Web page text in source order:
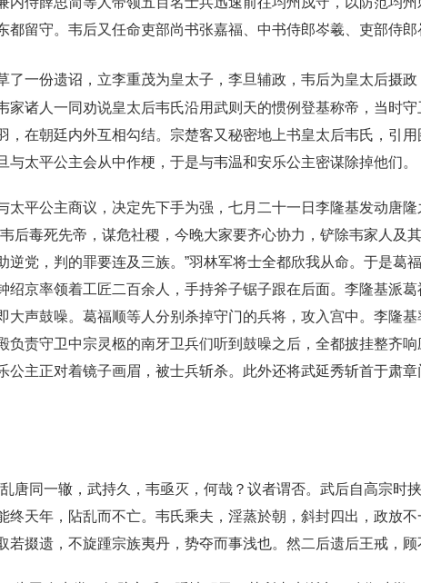
都留守。韦后又任命吏部尚书张嘉福、中书侍郎岑羲、吏部侍郎
了一份遗诏，立李重茂为皇太子，李旦辅政，韦后为皇太后摄
家诸人一同劝说皇太后韦氏沿用武则天的惯例登基称帝，当时
，在朝廷内外互相勾结。宗楚客又秘密地上书皇太后韦氏，引
与太平公主会从中作梗，于是与韦温和安乐公主密谋除掉他们。
太平公主商议，决定先下手为强，七月二十一日李隆基发动唐
后毒死先帝，谋危社稷，今晚大家要齐心协力，铲除韦家人及
逆党，判的罪要连及三族。”羽林军将士全都欣我从命。于是
绍京率领着工匠二百余人，手持斧子锯子跟在后面。李隆基派
大声鼓噪。葛福顺等人分别杀掉守门的兵将，攻入宫中。李隆
负责守卫中宗灵柩的南牙卫兵们听到鼓噪之后，全都披挂整齐
公主正对着镜子画眉，被士兵斩杀。此外还将武延秀斩首于肃
乱唐同一辙，武持久，韦亟灭，何哉？议者谓否。武后自高宗
终天年，阽乱而不亡。韦氏乘夫，淫蒸於朝，斜封四出，政放
若掇遗，不旋踵宗族夷丹，势夺而事浅也。然二后遗后王戒，顾